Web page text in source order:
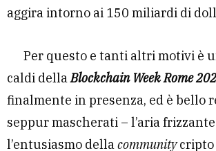
aggira intorno ai 150 miliardi di
Per questo e tanti altri motivi è
caldi dellaBlockchain Week Rome
finalmente in presenza, ed è bello
seppur mascherati – l’aria
l’entusiasmo dellacommunitycripto